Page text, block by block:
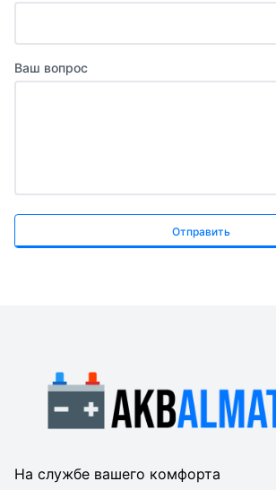
Ваш вопрос
Отправить
На службе вашего комфорта